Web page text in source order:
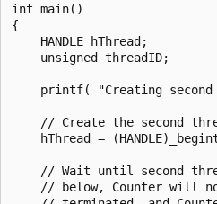
int main()
{
    HANDLE hThread;
    unsigned threadID;
printf( "Creating second
// Create the second
hThread =
// Wait until second
// below, Counter will